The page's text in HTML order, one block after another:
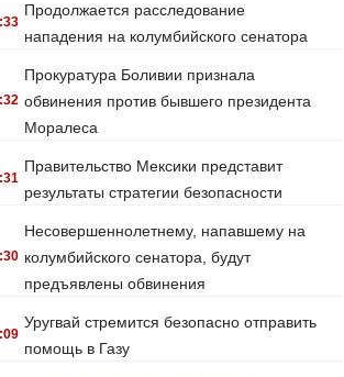
Продолжается расследование
нападения на колумбийского сенатора
Прокуратура Боливии признала
обвинения против бывшего президента
Моралеса
Правительство Мексики представит
результаты стратегии безопасности
Несовершеннолетнему, напавшему на
колумбийского сенатора, будут
предъявлены обвинения
Уругвай стремится безопасно отправить
помощь в Газу